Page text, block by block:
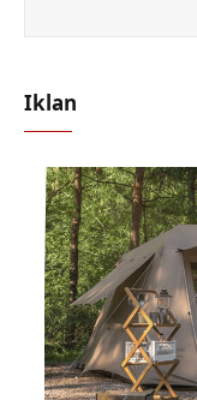
Iklan